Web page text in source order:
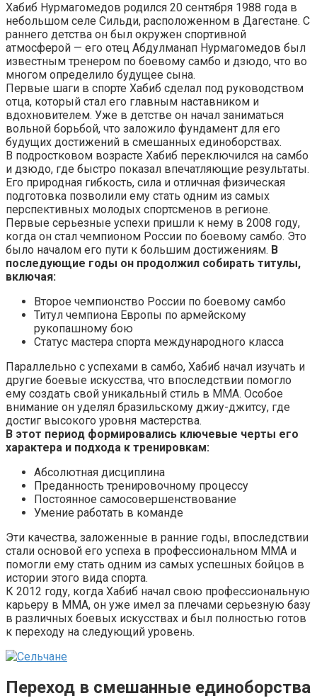
Хабиб Нурмагомедов родился 20 сентября 1988 года в
небольшом селе Сильди, расположенном в Дагестане. С
раннего детства он был окружен спортивной
атмосферой — его отец Абдулманап Нурмагомедов был
известным тренером по боевому самбо и дзюдо, что во
многом определило будущее сына.
Первые шаги в спорте Хабиб сделал под руководством
отца, который стал его главным наставником и
вдохновителем. Уже в детстве он начал заниматься
вольной борьбой, что заложило фундамент для его
будущих достижений в смешанных единоборствах.
В подростковом возрасте Хабиб переключился на самбо
и дзюдо, где быстро показал впечатляющие результаты.
Его природная гибкость, сила и отличная физическая
подготовка позволили ему стать одним из самых
перспективных молодых спортсменов в регионе.
Первые серьезные успехи пришли к нему в 2008 году,
когда он стал чемпионом России по боевому самбо. Это
было началом его пути к большим достижениям. В
последующие годы он продолжил собирать титулы,
включая:
Второе чемпионство России по боевому самбо
Титул чемпиона Европы по армейскому
рукопашному бою
Статус мастера спорта международного класса
Параллельно с успехами в самбо, Хабиб начал изучать и
другие боевые искусства, что впоследствии помогло
ему создать свой уникальный стиль в ММА. Особое
внимание он уделял бразильскому джиу-джитсу, где
достиг высокого уровня мастерства.
В этот период формировались ключевые черты его
характера и подхода к тренировкам:
Абсолютная дисциплина
Преданность тренировочному процессу
Постоянное самосовершенствование
Умение работать в команде
Эти качества, заложенные в ранние годы, впоследствии
стали основой его успеха в профессиональном ММА и
помогли ему стать одним из самых успешных бойцов в
истории этого вида спорта.
К 2012 году, когда Хабиб начал свою профессиональную
карьеру в ММА, он уже имел за плечами серьезную базу
в различных боевых искусствах и был полностью готов
к переходу на следующий уровень.
Переход в смешанные единоборства